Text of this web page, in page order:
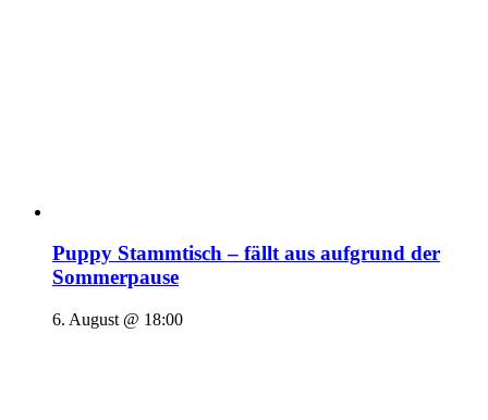
Puppy Stammtisch – fällt aus aufgrund der
Sommerpause
6. August @ 18:00